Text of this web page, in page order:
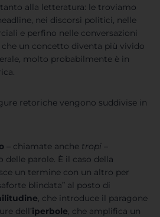
alla letteratura: le troviamo
nei discorsi politici, nelle
e perfino nelle conversazioni
un concetto diventa più vivido
molto probabilmente è in
retoriche vengono suddivise in
– chiamate anche tropi –
delle parole. È il caso della
un termine con un altro per
blindata” al posto di
, che introduce il paragone
dell’iperbole, che amplifica un